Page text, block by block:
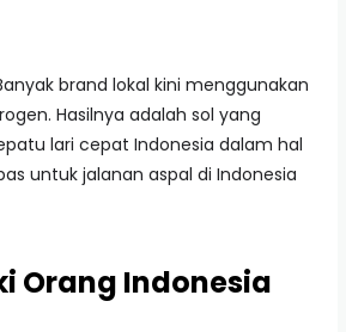
brand lokal kini menggunakan
Hasilnya adalah sol yang
lari cepat Indonesia dalam hal
untuk jalanan aspal di Indonesia
Orang Indonesia